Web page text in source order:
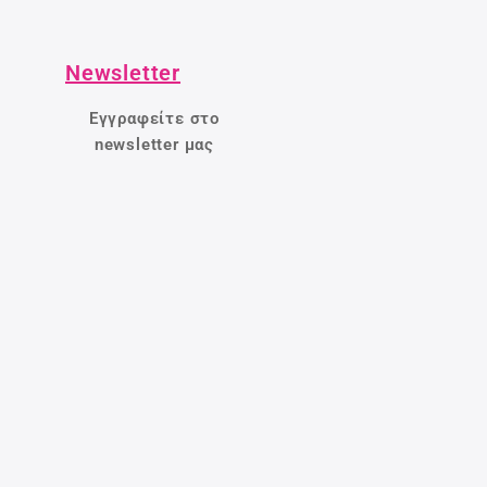
Newsletter
Εγγραφείτε στο
newsletter μας